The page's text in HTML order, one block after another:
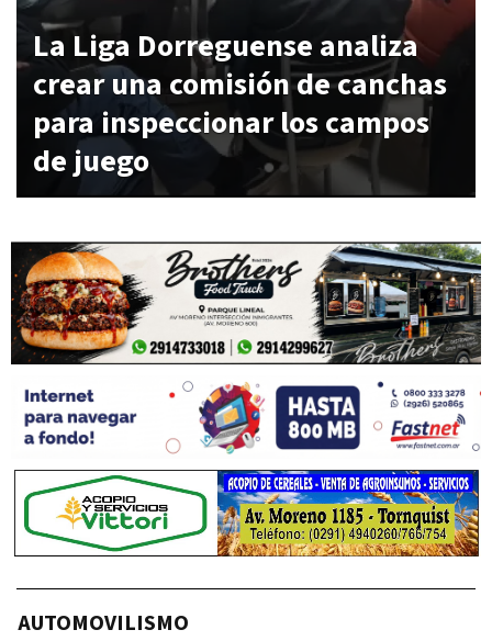
La Liga Dorreguense analiza
crear una comisión de canchas
para inspeccionar los campos
de juego
AUTOMOVILISMO